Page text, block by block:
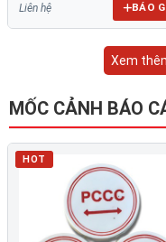
Liên hệ BÁO
Xem
MỐC CẢNH BÁO
HOT